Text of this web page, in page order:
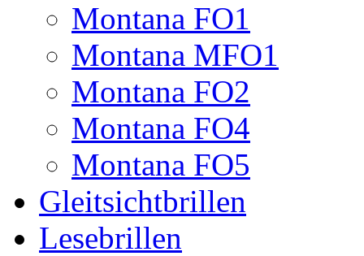
Montana FO1
Montana MFO1
Montana FO2
Montana FO4
Montana FO5
Gleitsichtbrillen
Lesebrillen